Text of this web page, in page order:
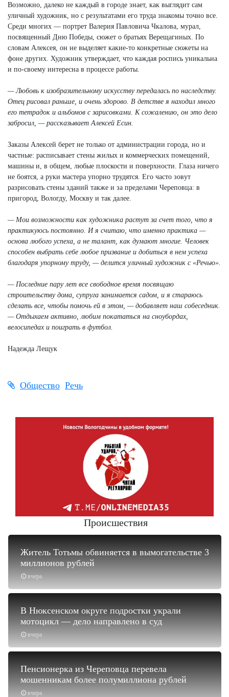
Возможно, далеко не каждый в городе знает, как выглядит сам
уличный художник, но с результатами его труда знакомы точно все.
Среди многих — портрет Валерия Павловича Чкалова, мурал,
посвященный Дню Победы, сюжет о братьях Верещагиных. По
словам Алексея, он не выделяет какие-то конкретные сюжеты на
фоне других. Художник утверждает, что каждая роспись уникальна
и по-своему интересна в процессе работы.
— Любовь к изобразительному искусству передалась по наследству.
Отец рисовал раньше, и очень здорово. В детстве я находил много
его тетрадок и альбомов с зарисовками. К сожалению, он это дело
забросил, — рассказывает Алексей Есин.
Заказы Алексей берет не только от администрации города, но и
частные: расписывает стены жилых и коммерческих помещений,
машины и, в общем, любые плоскости и поверхности. Глаза ничего
не боятся, а руки мастера упорно трудятся. Его часто зовут
разрисовать стены зданий также и за пределами Череповца: в
пригород, Вологду, Москву и так далее.
— Мои возможности как художника растут за счет того, что я
практикуюсь постоянно. И я считаю, что именно практика —
основа любого успеха, а не талант, как думают многие. Человек
способен выбрать себе любое призвание и добиться в нем успеха
благодаря упорному труду, — делится уличный художник с «Речью».
— Последние пару лет все свободное время посвящаю
строительству дома, супруга занимается садом, и я стараюсь
сделать все, чтобы помочь ей в этом, — добавляет наш собеседник.
— Отдыхаем активно, любим покататься на сноубордах,
велосипедах и поиграть в футбол.
Надежда Лещук
Общество Речь
Происшествия
вчера
Житель Тотьмы обвиняется в вымогательстве 3
миллионов рублей
вчера
В Нюксенском округе подростки украли
мотоцикл — дело направлено в суд
вчера
Пенсионерка из Череповца перевела
мошенникам более полумиллиона рублей